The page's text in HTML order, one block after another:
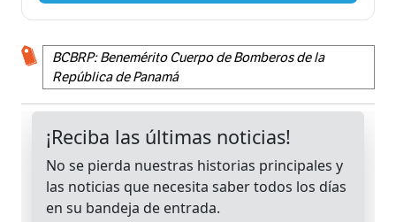
BCBRP: Benemérito Cuerpo de Bomberos de la
República de Panamá